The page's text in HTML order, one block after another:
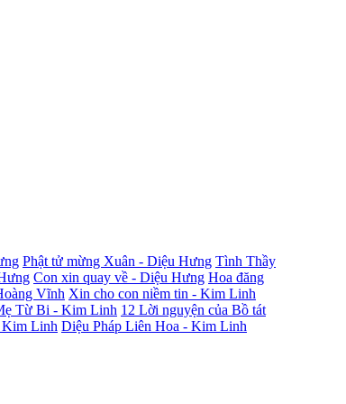
Phật tử mừng Xuân - Diệu Hưng Tình Thầy
Con xin quay về - Diệu Hưng Hoa đăng
Vĩnh Xin cho con niềm tin - Kim Linh
Từ Bi - Kim Linh 12 Lời nguyện của Bồ tát
Kim Linh Diệu Pháp Liên Hoa - Kim Linh